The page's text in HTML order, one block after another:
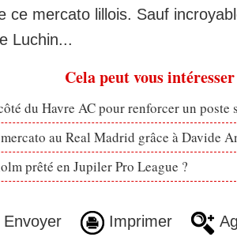
ce mercato lillois. Sauf
Luchin...
Cela peut vous intéresser
du Havre AC pour renforcer un poste
au Real Madrid grâce à Davide
prêté en Jupiler Pro League ?
Imprimer